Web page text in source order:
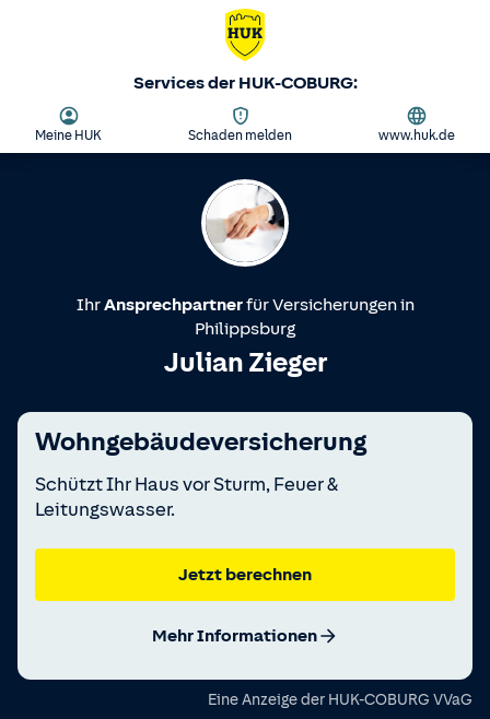
Services der HUK-COBURG:
Meine HUK Schaden melden www.huk.de
IhrAnsprechpartnerfür Versicherungen in
Philippsburg
Julian Zieger
Wohngebäudeversicherung
Schützt Ihr Haus vor Sturm, Feuer &
Leitungswasser.
Jetzt berechnen
Mehr Informationen
Eine Anzeige der HUK-COBURG VVaG